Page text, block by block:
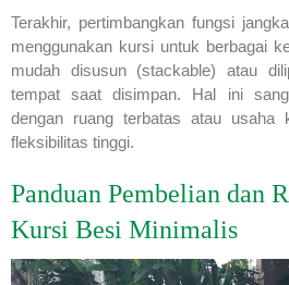
Terakhir, pertimbangkan fungsi
menggunakan kursi untuk berbagai
mudah disusun (stackable) atau
tempat saat disimpan. Hal ini
dengan ruang terbatas atau usaha
fleksibilitas tinggi.
Panduan Pembelian dan
Kursi Besi Minimalis